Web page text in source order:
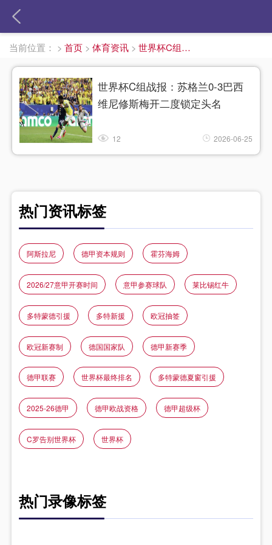
当前位置： > 首页 > 体育资讯 > 世界杯C组积分榜
世界杯C组战报：苏格兰0-3巴西
维尼修斯梅开二度锁定头名
12 2026-06-25
热门资讯标签
阿斯拉尼 德甲资本规则 霍芬海姆
2026/27意甲开赛时间 意甲参赛球队 莱比锡红牛
多特蒙德引援 多特新援 欧冠抽签
欧冠新赛制 德国国家队 德甲新赛季
德甲联赛 世界杯最终排名 多特蒙德夏窗引援
2025-26德甲 德甲欧战资格 德甲超级杯
C罗告别世界杯 世界杯
热门录像标签